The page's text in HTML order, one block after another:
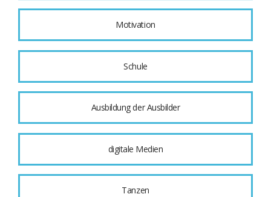
Motivation
Schule
Ausbildung der Ausbilder
digitale Medien
Tanzen